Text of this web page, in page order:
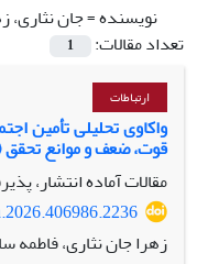
نویسنده =جان نثاری،
تعداد مقالات:
1
ارتباطات
واکاوی تحلیلی تأمین
قوت، ضعف و موانع تحقق
مقالات آماده انتشار،
زهرا جان نثاری،